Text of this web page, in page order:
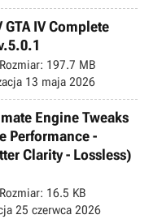
IV Complete
Rozmiar: 197.7 MB
13 maja 2026
Engine Tweaks
Performance -
Clarity - Lossless)
Rozmiar: 16.5 KB
25 czerwca 2026